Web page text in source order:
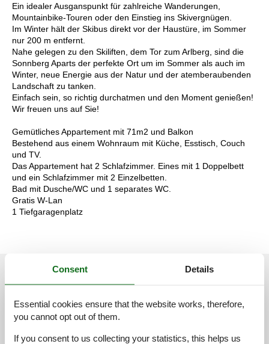
Ein idealer Ausganspunkt für zahlreiche Wanderungen,
Mountainbike-Touren oder den Einstieg ins Skivergnügen.
Im Winter hält der Skibus direkt vor der Haustüre, im Sommer
nur 200 m entfernt.
Nahe gelegen zu den Skiliften, dem Tor zum Arlberg, sind die
Sonnberg Aparts der perfekte Ort um im Sommer als auch im
Winter, neue Energie aus der Natur und der atemberaubenden
Landschaft zu tanken.
Einfach sein, so richtig durchatmen und den Moment genießen!
Wir freuen uns auf Sie!
Gemütliches Appartement mit 71m2 und Balkon
Bestehend aus einem Wohnraum mit Küche, Esstisch, Couch
und TV.
Das Appartement hat 2 Schlafzimmer. Eines mit 1 Doppelbett
und ein Schlafzimmer mit 2 Einzelbetten.
Bad mit Dusche/WC und 1 separates WC.
Gratis W-Lan
1 Tiefgaragenplatz
External reviews Our guest reviewsExternal reviews
4,8
Consent Details
Essential cookies ensure that the website works, therefore,
you cannot opt out of them.
If you consent to us collecting your statistics, this helps us